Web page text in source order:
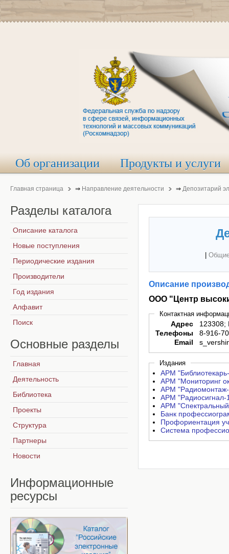
Об организации Продукты и услуги
Главная страница ⇒ Направление деятельности ⇒ Депозитарий
Описание
ООО "Центр
Контактная
Адрес
123308;
Телефоны
8-916-
Email
Издания
АРМ
АРМ "Мониторинг
АРМ
АРМ "Радиосигнал-
АРМ
Банк
Профориентация
Система
Разделы каталога
Описание каталога
Новые поступления
Периодические издания
Производители
Год издания
Алфавит
Поиск
Основные разделы
Главная
Деятельность
Библиотека
Проекты
Структура
Партнеры
Новости
Информационные
ресурсы